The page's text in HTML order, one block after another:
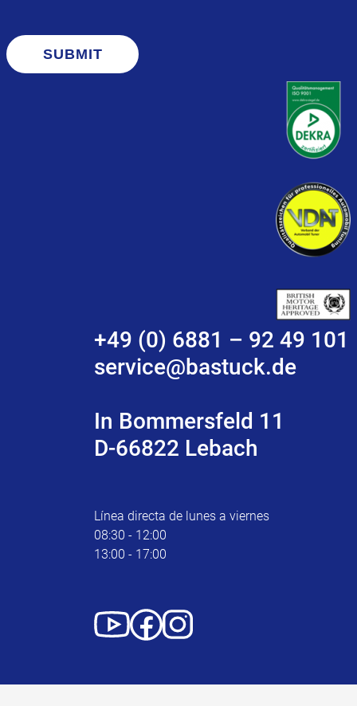
SUBMIT
+49 (0) 6881 – 92 49 101
service@bastuck.de
In Bommersfeld 11
D-66822 Lebach
Línea directa de lunes a viernes
08:30 - 12:00
13:00 - 17:00